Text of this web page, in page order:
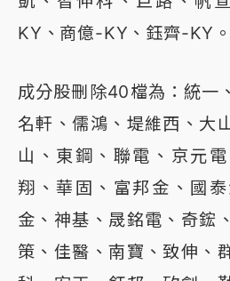
KY、商億-KY、鈺齊-KY。
成分股刪除40檔為：統一
名軒、儒鴻、堤維西、大
山、東鋼、聯電、京元
翔、華固、富邦金、國
金、神基、晟銘電、奇鋐
策、佳醫、南寶、致伸、